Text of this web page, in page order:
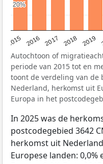
2015 2016 2017 2018 2019
20%
20%
Autochtoon of
periode van 2015 tot en
toont de verdeling van de
Nederland, herkomst uit
Europa in het
In 2025 was de
postcodegebied 3642
herkomst uit
Europese landen: